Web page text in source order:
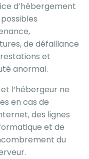
d’hébergement
de défaillance
et
anormal.
et l’hébergeur ne
en cas de
des lignes
et de
du